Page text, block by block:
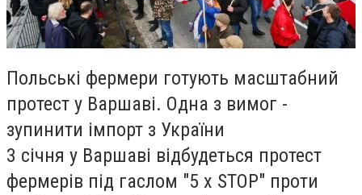
Польські фермери готують масштабний
протест у Варшаві. Одна з вимог -
зупинити імпорт з України
3 січня у Варшаві відбудеться протест
фермерів під гаслом "5 x STOP" проти